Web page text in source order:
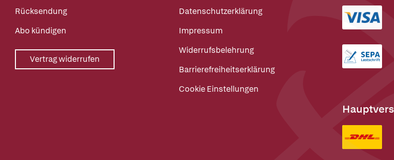
Rücksendung
Abo kündigen
Vertrag widerrufen
Datenschutzerklärung
Impressum
Widerrufsbelehrung
Barrierefreiheitserklärung
Cookie Einstellungen